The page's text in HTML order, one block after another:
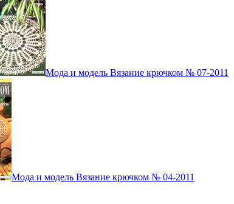
Мода и модель Вязание крючком № 07-2011
Мода и модель Вязание крючком № 04-2011